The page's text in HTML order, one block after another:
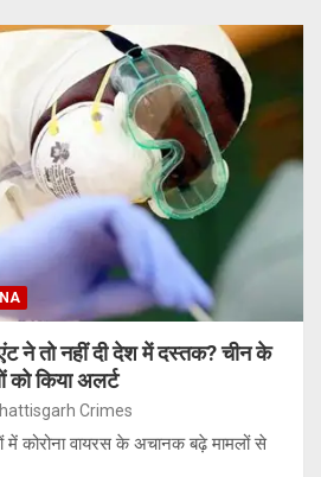
ने तो नहीं दी देश में दस्तक? चीन के
को किया अलर्ट
Crimes
में कोरोना वायरस के अचानक बढ़े मामलों से